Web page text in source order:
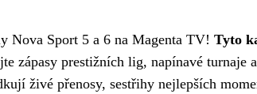
Nova Sport 5 a 6 na Magenta TV! Tyto
zápasy prestižních lig, napínavé turnaje
živé přenosy, sestřihy nejlepších